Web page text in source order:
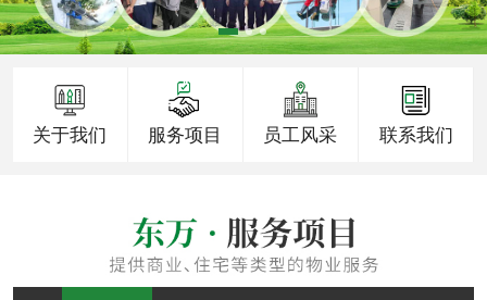
关于我们 服务项目 员工风采 联系我们